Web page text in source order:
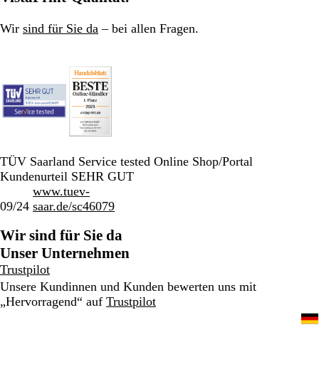
Wir sind für Sie da – bei allen Fragen.
TÜV Saarland Service tested Online Shop/Portal
Kundenurteil SEHR GUT
09/24
www.tuev-
saar.de/sc46079
Wir sind für Sie da
Unser Unternehmen
Trustpilot
Unsere Kundinnen und Kunden bewerten uns mit
„Hervorragend“ auf Trustpilot